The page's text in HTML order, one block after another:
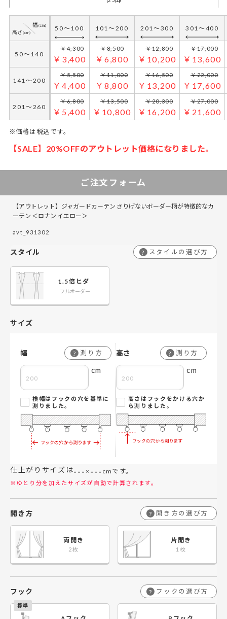
50～100 101～200 201～300 301～400
50～140
￥4,300
￥3,400
￥8,500
￥6,800
￥12,800
￥10,200
￥17,000
￥13,600
141～200
￥5,500
￥4,400
￥11,000
￥8,800
￥16,500
￥13,200
￥22,000
￥17,600
201～260
￥6,800
￥5,400
￥13,500
￥10,800
￥20,300
￥16,200
￥27,000
￥21,600
※価格は税込です。
【SALE】20%OFFのアウトレット価格になりました。
ご注文フォーム
【アウトレット】ジャガードカーテン さりげないボーダー柄が特徴的なカ
ーテン ＜ロナン イエロー＞
avt_931302
スタイル ? スタイルの選び方
1.5倍ヒダ
フルオーダー
サイズ
幅 ? 測り方
cm
横幅はフックの穴を基準に
測りました。
高さ ? 測り方
cm
高さはフックをかける穴か
ら測りました。
仕上がりサイズは--- × --- cmです。
※ゆとり分を加えたサイズが自動で計算されます。
開き方 ? 開き方の選び方
両開き 片開き
フック ? フックの選び方